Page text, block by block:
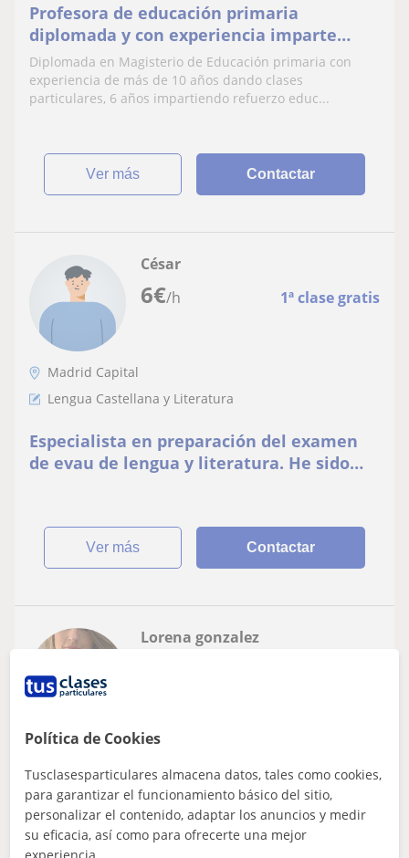
Profesora de educación primaria
diplomada y con experiencia imparte
clase a niños de 3 años a 14 de todas las
materias de primaria
Diplomada en Magisterio de Educación primaria con
experiencia de más de 10 años dando clases
particulares, 6 años impartiendo refuerzo educ...
ver más Contactar
6€/h 1ª clase gratis
César
Madrid Capital
Lengua Castellana y Literatura
Especialista en preparación del examen
de evau de lengua y literatura. He sido
ver más Contactar
Lorena gonzalez
Madrid Capital, Alcobendas
Lengua Castellana y Literatura
Filóloga hispánica da clases de español
para extranjeros y a estudiantes de
Política de Cookies
Tusclasesparticulares almacena datos, tales como cookies,
para garantizar el funcionamiento básico del sitio,
personalizar el contenido, adaptar los anuncios y medir
su eficacia, así como para ofrecerte una mejor
experiencia.